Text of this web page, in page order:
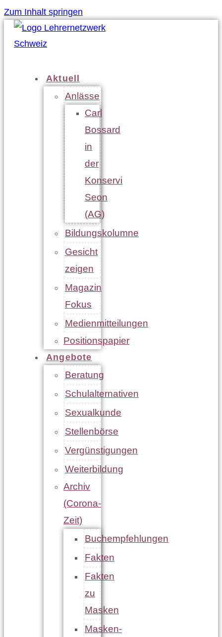
Zum Inhalt springen
Aktuell
Anlässe
Carl
Bossard
in
der
Konservi
Seon
(AG)
Bildungskolumne
Gesicht
zeigen
Magazin
Fokus
Medienmitteilungen
Positionspapier
Angebote
Beratung
Schulalternativen
Sexualkunde
Stellenbörse
Vergünstigungen
Weiterbildung
Archiv
(Corona-
Zeit)
Buchempfehlungen
Fakten
Fakten
zu
Masken
Masken-